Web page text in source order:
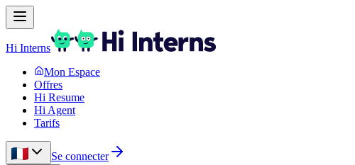
Hi Interns
Mon Espace
Offres
Hi Resume
Hi Agent
Tarifs
Se connecter